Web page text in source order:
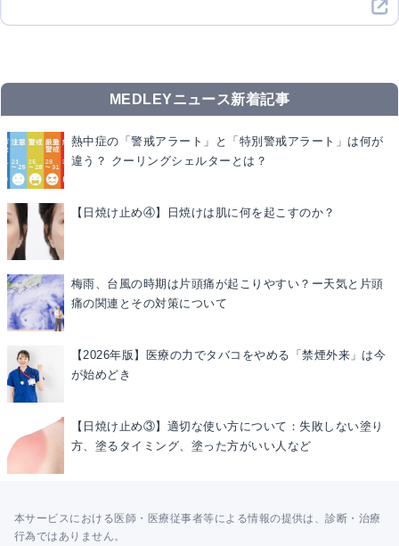
MEDLEYニュース新着記事
熱中症の「警戒アラート」と「特別警戒アラート」は何が
違う？ クーリングシェルターとは？
【日焼け止め④】日焼けは肌に何を起こすのか？
梅雨、台風の時期は片頭痛が起こりやすい？ー天気と片頭
痛の関連とその対策について
【2026年版】医療の力でタバコをやめる「禁煙外来」は今
が始めどき
【日焼け止め③】適切な使い方について：失敗しない塗り
方、塗るタイミング、塗った方がいい人など
本サービスにおける医師・医療従事者等による情報の提供は、診断・治療
行為ではありません。